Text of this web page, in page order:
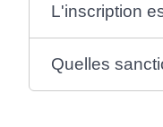
L'inscription
Quelles